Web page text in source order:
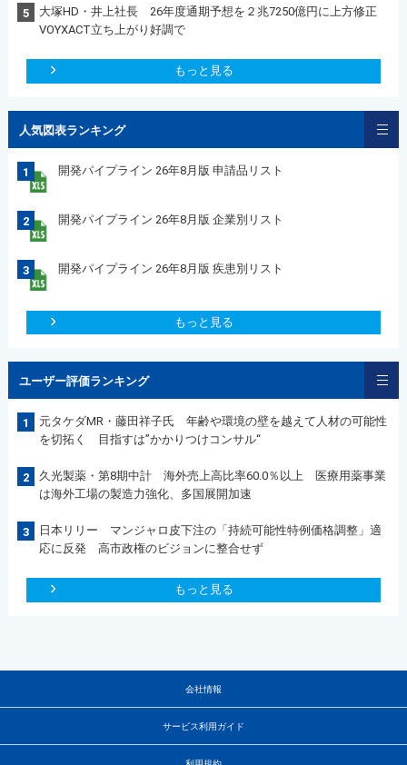
5
大塚HD・井上社長 26年度通期予想を２兆7250億円に上方修正
VOYXACT立ち上がり好調で
もっと見る
人気図表ランキング
1 開発パイプライン 26年8月版 申請品リスト
2 開発パイプライン 26年8月版 企業別リスト
3 開発パイプライン 26年8月版 疾患別リスト
もっと見る
ユーザー評価ランキング
1
元タケダMR・藤田祥子氏 年齢や環境の壁を越えて人材の可能性
を切拓く 目指すは”かかりつけコンサル“
2
久光製薬・第8期中計 海外売上高比率60.0％以上 医療用薬事業
は海外工場の製造力強化、多国展開加速
3
日本リリー マンジャロ皮下注の「持続可能性特例価格調整」適
応に反発 高市政権のビジョンに整合せず
もっと見る
会社情報
サービス利用ガイド